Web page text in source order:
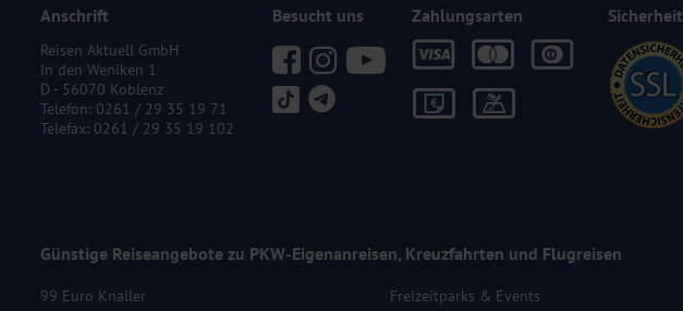
Anschrift
Reisen Aktuell GmbH
In den Weniken 1
D - 56070 Koblenz
Telefon: 0261 / 29 35 19 71
Telefax: 0261 / 29 35 19 102
Besucht uns Zahlungsarten Sicherheit
Günstige Reiseangebote zu PKW-Eigenanreisen, Kreuzfahrten und Flugreisen
99 Euro Knaller
Freizeitparks & Events